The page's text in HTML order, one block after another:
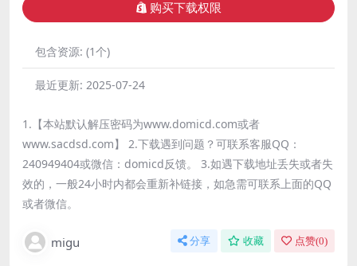
购买下载权限
包含资源: (1个)
最近更新: 2025-07-24
1.【本站默认解压密码为www.domicd.com或者
www.sacdsd.com】 2.下载遇到问题？可联系客服QQ：
240949404或微信：domicd反馈。 3.如遇下载地址丢失或者失
效的，一般24小时内都会重新补链接，如急需可联系上面的QQ
或者微信。
migu 分享 收藏 点赞(0)